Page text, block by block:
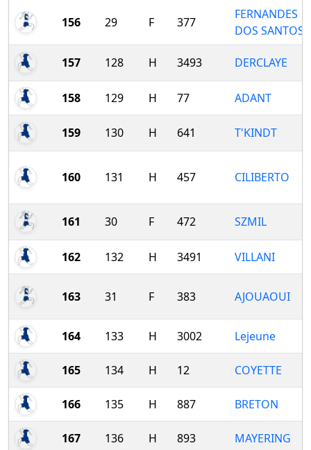
156 29 F 377
FERNANDES
DOS SANTOS
157 128 H 3493 DERCLAYE
158 129 H 77 ADANT
159 130 H 641 T'KINDT
160 131 H 457 CILIBERTO
161 30 F 472 SZMIL
162 132 H 3491 VILLANI
163 31 F 383 AJOUAOUI
164 133 H 3002 Lejeune
165 134 H 12 COYETTE
166 135 H 887 BRETON
167 136 H 893 MAYERING